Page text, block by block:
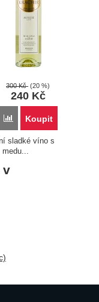
300Kč (20 %)
240 Kč
Porovnat
Koupit
sladké víno s
medu...
v